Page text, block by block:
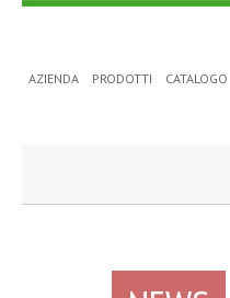
AZIENDA PRODOTTI CATALOGO